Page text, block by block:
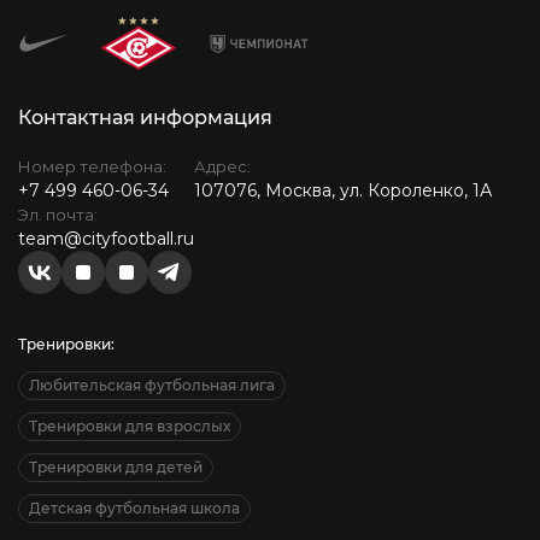
Контактная информация
Номер телефона:
+7 499 460-06-34
Эл. почта:
team@cityfootball.ru
Адрес:
107076, Москва, ул. Короленко, 1А
Тренировки:
Любительская футбольная лига
Тренировки для взрослых
Тренировки для детей
Детская футбольная школа